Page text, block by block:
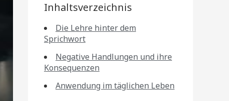
Inhaltsverzeichnis
Die Lehre hinter dem
Sprichwort
Negative Handlungen und ihre
Konsequenzen
Anwendung im täglichen Leben